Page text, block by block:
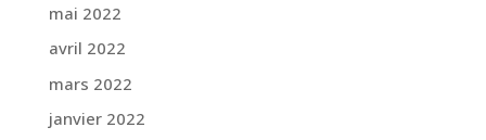
mai 2022
avril 2022
mars 2022
janvier 2022